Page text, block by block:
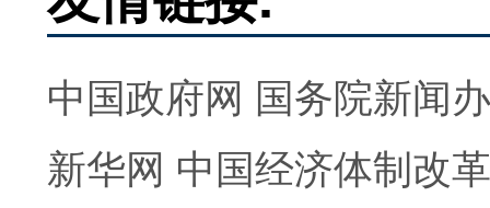
中国政府网 国务院新闻
新华网 中国经济体制改